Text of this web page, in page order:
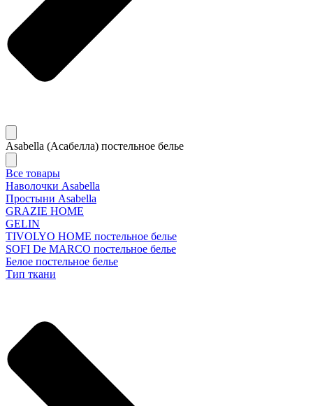
Asabella (Асабелла) постельное белье
Все товары
Наволочки Asabella
Простыни Asabella
GRAZIE HOME
GELIN
TIVOLYO HOME постельное белье
SOFI De MARCO постельное белье
Белое постельное белье
Тип ткани